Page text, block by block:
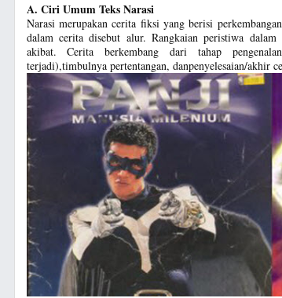
A. Ciri Umum Teks Narasi
Narasi merupakan cerita fiksi yang berisi
dalam cerita disebut alur. Rangkaian peristiwa
akibat. Cerita berkembang dari tahap
terjadi),timbulnya pertentangan, danpenyelesaian/akhir